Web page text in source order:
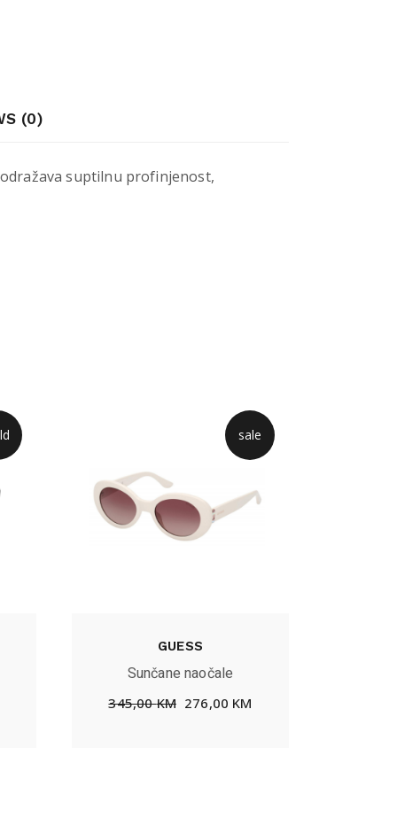
(0)
suptilnu profinjenost,
sale
GUESS
Sunčane naočale
345,00KM 276,00 KM